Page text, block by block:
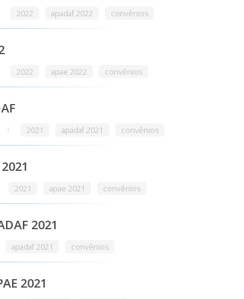
2022 apadaf 2022 convênios
2022 apae 2022 convênios
2021 apadaf 2021 convênios
2021 apae 2021 convênios
2021
apadaf 2021 convênios
2021